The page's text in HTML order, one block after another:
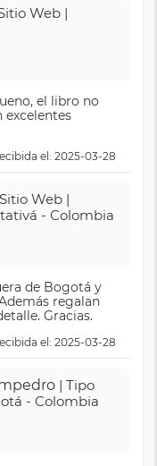
Web |
el libro no
el: 2025-03-28
Web |
- Colombia
de Bogotá y
regalan
Gracias.
el: 2025-03-28
| Tipo
- Colombia